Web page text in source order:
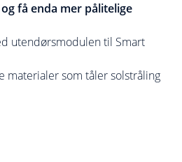
få enda mer pålitelige
utendørsmodulen til Smart
materialer som tåler solstråling